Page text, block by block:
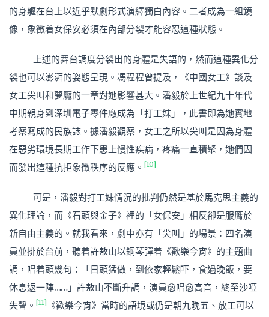
的身軀在台上以近乎默劇形式演繹獨白內容。二者成為一組鏡
像，象徵着女保安必須在內部分裂才能容忍這種狀態。
上述的舞台調度分裂出的身體是失語的，然而這種異化分
裂也可以澎湃的姿態呈現。馮程程曾提及，《中國女工》談及
女工尖叫和夢魘的一章對她影響甚大。潘毅於上世紀九十年代
中期親身到深圳電子零件廠成為「打工妹」，此書即為她實地
考察寫成的民族誌。據潘毅觀察，女工之所以尖叫是因為身體
在惡劣環境長期工作下患上慢性疾病，疼痛一直積聚，她們因
而發出這種抗拒象徵秩序的反應。
[10]
可是，潘毅對打工妹情況的批判仍然是基於馬克思主義的
異化理論，而《石頭與金子》裡的「女保安」相反卻是服膺於
新自由主義的。就我看來，劇中亦有「尖叫」的場景：四名演
員並排於台前，聽着許敖山以鋼琴彈着《歡樂今宵》的主題曲
調，唱着頭幾句：「日頭猛做，到依家輕鬆吓，食過晚飯，要
休息返一陣……」許敖山不斷升調，演員愈唱愈高音，終至沙啞
失聲。
[11]
《歡樂今宵》當時的語境或仍是朝九晚五、放工可以